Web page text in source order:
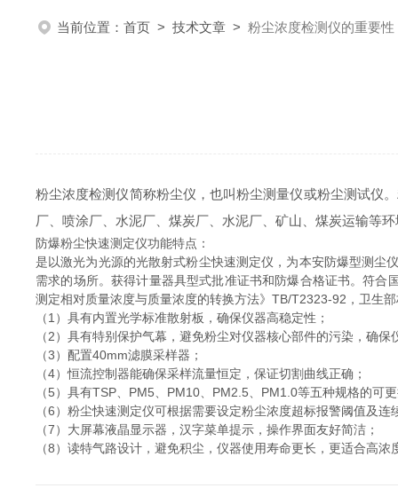
当前位置： 首页 > 技术文章 > 粉尘浓度检测仪的重要性
粉尘浓度检测仪简称粉尘仪，也叫粉尘测量仪或粉尘测试仪
厂、喷涂厂、水泥厂、煤炭厂、水泥厂、矿山、煤炭运输等
防爆粉尘快速测定仪功能特点：
是以激光为光源的光散射式粉尘快速测定仪，为本安防爆型测尘
需求的场所。获得计量器具型式批准证书和防爆合格证书。符
测定相对质量浓度与质量浓度的转换方法》TB/T2323-92，卫
（1）具有内置光学标准散射板，确保仪器高稳定性；
（2）具有特别保护气幕，避免粉尘对仪器核心部件的污染，确保
（3）配置40mm滤膜采样器；
（4）恒流控制器能确保采样流量恒定，保证切割曲线正确；
（5）具有TSP、PM5、PM10、PM2.5、PM1.0等五种规格的可
（6）粉尘快速测定仪可根据需要设定粉尘浓度超标报警阈值及连
（7）大屏幕液晶显示器，汉字菜单提示，操作界面友好简洁；
（8）读特气路设计，避免积尘，仪器使用寿命更长，更适合高浓